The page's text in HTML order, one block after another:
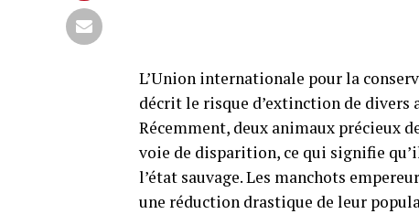
L’Union internationale pour la
décrit le risque d’extinction de divers
Récemment, deux animaux précieux
voie de disparition, ce qui signifie
l’état sauvage. Les manchots
une réduction drastique de leur